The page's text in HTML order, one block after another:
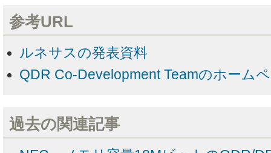
参考URL
ルネサスの発表資料
QDR Co-Development Teamのホーム
過去の関連記事